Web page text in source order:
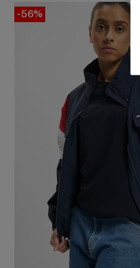
-56%